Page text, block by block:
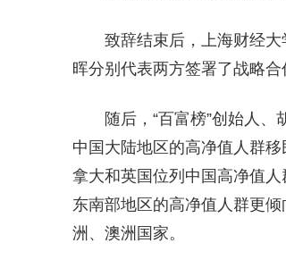
致辞结束后，上海财经
晖分别代表两方签署了战略
随后，“百富榜”创始人
中国大陆地区的高净值人群
拿大和英国位列中国高净值
东南部地区的高净值人群更
洲、澳洲国家。